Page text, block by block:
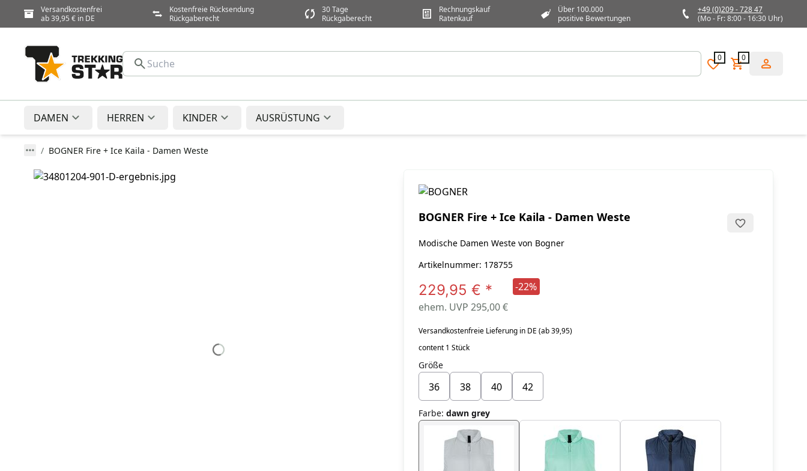
Versandkostenfrei
ab 39,95 € in DE
Kostenfreie Rücksendung
Rückgaberecht
30 Tage
Rückgaberecht
Rechnungskauf
Ratenkauf
Über 100.000
positive Bewertungen
+49 (0)209 - 728 47
(Mo - Fr: 8:00 - 16:30 Uhr)
0 0
DAMEN HERREN KINDER AUSRÜSTUNG
BOGNER Fire + Ice Kaila - Damen Weste
BOGNER Fire + Ice Kaila - Damen Weste
Modische Damen Weste von Bogner
Artikelnummer: 178755
229,95 € *
ehem. UVP 295,00 €
-22%
Versandkostenfreie Lieferung in DE (ab 39,95)
content 1 Stück
Größe
36 38 40 42
Farbe: dawn grey